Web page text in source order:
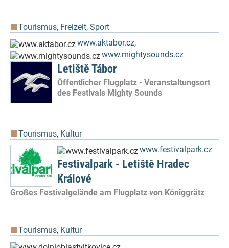
Tourismus, Freizeit, Sport
www.aktabor.cz,
www.mightysounds.cz
Letiště Tábor
Öffentlicher Flugplatz - Veranstaltungsort
des Festivals Mighty Sounds
Tourismus, Kultur
www.festivalpark.cz
Festivalpark - Letiště Hradec
Králové
Großes Festivalgelände am Flugplatz von Königgrätz
Tourismus, Kultur